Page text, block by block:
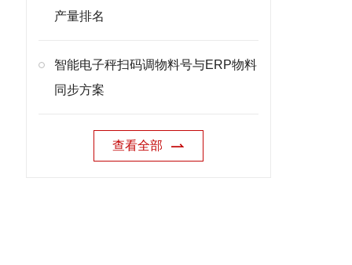
产量排名
智能电子秤扫码调物料号与ERP物料
同步方案
查看全部